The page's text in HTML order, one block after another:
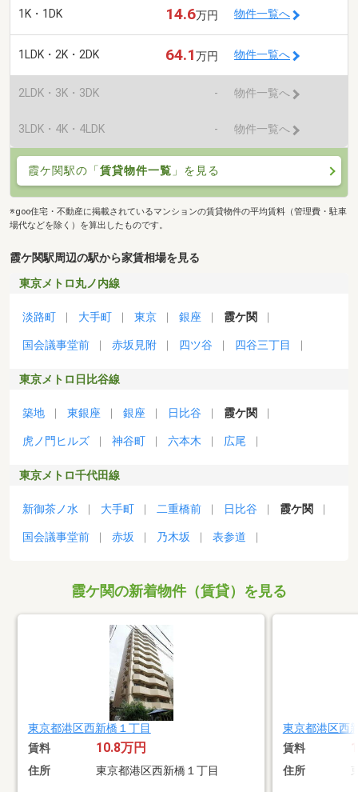
1K・1DK 14.6万円 物件一覧へ
1LDK・2K・2DK 64.1万円 物件一覧へ
2LDK・3K・3DK - 物件一覧へ
3LDK・4K・4LDK - 物件一覧へ
霞ケ関駅の「賃貸物件一覧 」を見る
※goo住宅・不動産に掲載されているマンションの賃貸物件の平均賃料（管理費・駐車
場代などを除く）を算出したものです。
霞ケ関駅周辺の駅から家賃相場を見る
東京メトロ丸ノ内線
淡路町 大手町 東京 銀座 霞ケ関
国会議事堂前 赤坂見附 四ツ谷 四谷三丁目
東京メトロ日比谷線
築地 東銀座 銀座 日比谷 霞ケ関
虎ノ門ヒルズ 神谷町 六本木 広尾
東京メトロ千代田線
新御茶ノ水 大手町 二重橋前 日比谷 霞ケ関
国会議事堂前 赤坂 乃木坂 表参道
霞ケ関の新着物件（賃貸）を見る
東京都港区西新橋１丁目
賃料 10.8万円
住所 東京都港区西新橋１丁目
東京都港区西
賃料
住所